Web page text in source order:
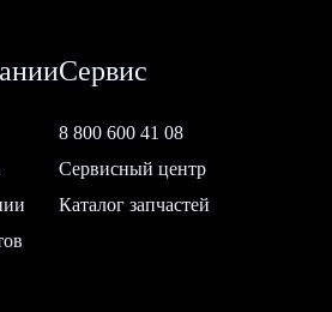
Сервис
8 800 600 41 08
Сервисный центр
Каталог запчастей